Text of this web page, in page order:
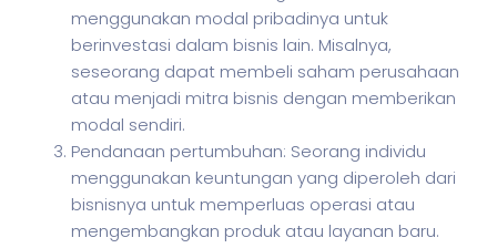
menggunakan modal pribadinya untuk
berinvestasi dalam bisnis lain. Misalnya,
seseorang dapat membeli saham perusahaan
atau menjadi mitra bisnis dengan memberikan
modal sendiri.
Pendanaan pertumbuhan: Seorang individu
menggunakan keuntungan yang diperoleh dari
bisnisnya untuk memperluas operasi atau
mengembangkan produk atau layanan baru.